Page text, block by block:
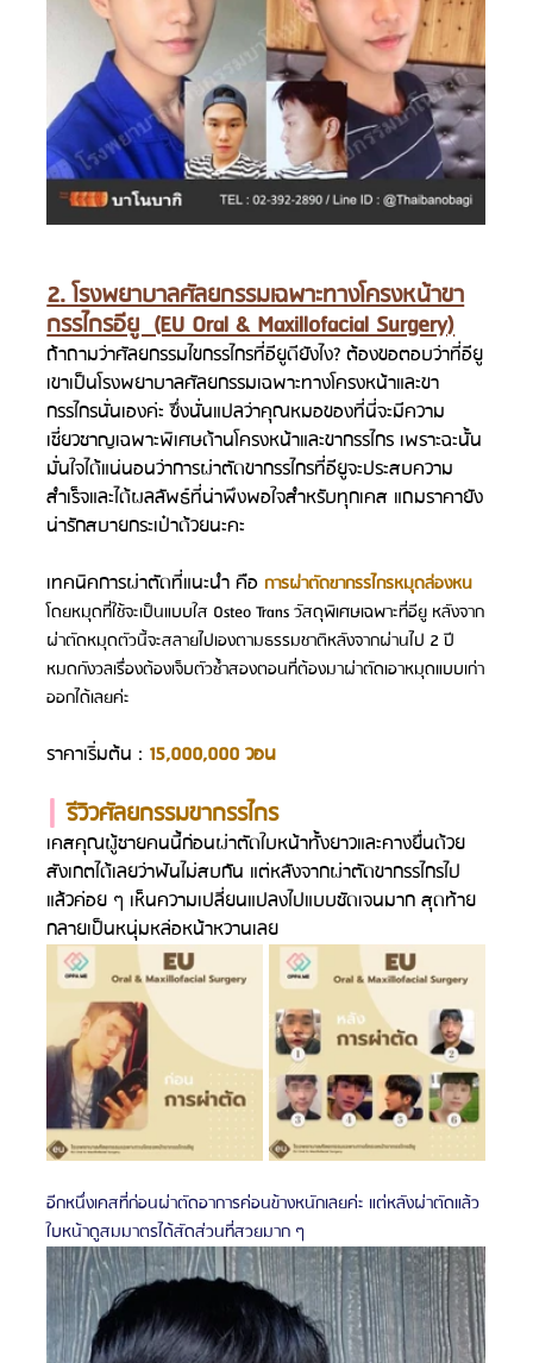
2. โรงพยาบาลศัลยกรรมเฉพาะทางโครงหน้าขา
กรรไกรอียู  (EU Oral & Maxillofacial Surgery)
ถ้าถามว่าศัลยกรรมไขกรรไกรที่อียูดียังไง? ต้องขอตอบว่าที่อียู
เขาเป็นโรงพยาบาลศัลยกรรมเฉพาะทางโครงหน้าและขา
กรรไกรนั่นเองค่ะ ซึ่งนั่นแปลว่าคุณหมอของที่นี่จะมีความ
เชี่ยวชาญเฉพาะพิเศษด้านโครงหน้าและขากรรไกร เพราะฉะนั้น
มั่นใจได้แน่นอนว่าการผ่าตัดขากรรไกรที่อียูจะประสบความ
สำเร็จและได้ผลลัพธ์ที่น่าพึงพอใจสำหรับทุกเคส แถมราคายัง
น่ารักสบายกระเป๋าด้วยนะคะ
เทคนิคการผ่าตัดที่แนะนำ คือ การผ่าตัดขากรรไกรหมุดล่องหน
โดยหมุดที่ใช้จะเป็นแบบใส Osteo Trans วัสดุพิเศษเฉพาะที่อียู หลังจาก
ผ่าตัดหมุดตัวนี้จะสลายไปเองตามธรรมชาติหลังจากผ่านไป 2 ปี
หมดกังวลเรื่องต้องเจ็บตัวซ้ำสองตอนที่ต้องมาผ่าตัดเอาหมุดแบบเก่า
ออกได้เลยค่ะ
ราคาเริ่มต้น : 15,000,000 วอน
| รีวิวศัลยกรรมขากรรไกร
เคสคุณผู้ชายคนนี้ก่อนผ่าตัดใบหน้าทั้งยาวและคางยื่นด้วย
สังเกตได้เลยว่าฟันไม่สบกัน แต่หลังจากผ่าตัดขากรรไกรไป
แล้วค่อย ๆ เห็นความเปลี่ยนแปลงไปแบบชัดเจนมาก สุดท้าย
กลายเป็นหนุ่มหล่อหน้าหวานเลย
อีกหนึ่งเคสที่ก่อนผ่าตัดอาการค่อนข้างหนักเลยค่ะ แต่หลังผ่าตัดแล้ว
ใบหน้าดูสมมาตรได้สัดส่วนที่สวยมาก ๆ